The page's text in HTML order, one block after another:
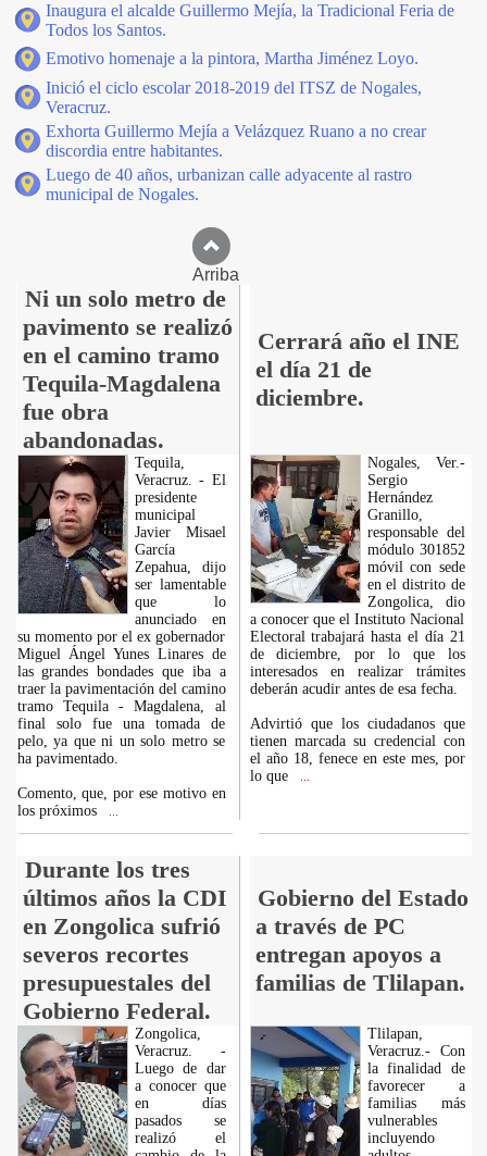
Inaugura el alcalde Guillermo Mejía, la Tradicional Feria de
Todos los Santos.
Emotivo homenaje a la pintora, Martha Jiménez Loyo.
Inició el ciclo escolar 2018-2019 del ITSZ de Nogales,
Veracruz.
Exhorta Guillermo Mejía a Velázquez Ruano a no crear
discordia entre habitantes.
Luego de 40 años, urbanizan calle adyacente al rastro
municipal de Nogales.
Arriba
Ni un solo metro de
pavimento se realizó
en el camino tramo
Tequila-Magdalena
fue obra
abandonadas.
Cerrará año el INE
el día 21 de
diciembre.
Tequila,
Veracruz. - El
presidente
municipal
Javier Misael
García
Zepahua, dijo
ser lamentable
que lo
anunciado en
su momento por el ex gobernador
Miguel Ángel Yunes Linares de
las grandes bondades que iba a
traer la pavimentación del camino
tramo Tequila - Magdalena, al
final solo fue una tomada de
pelo, ya que ni un solo metro se
ha pavimentado.
Comento, que, por ese motivo en
los próximos
Nogales, Ver.-
Sergio
Hernández
Granillo,
responsable del
módulo 301852
móvil con sede
en el distrito de
Zongolica, dio
a conocer que el Instituto Nacional
Electoral trabajará hasta el día 21
de diciembre, por lo que los
interesados en realizar trámites
deberán acudir antes de esa fecha.
Advirtió que los ciudadanos que
tienen marcada su credencial con
el año 18, fenece en este mes, por
lo que
Durante los tres
últimos años la CDI
en Zongolica sufrió
severos recortes
presupuestales del
Gobierno Federal.
Gobierno del Estado
a través de PC
entregan apoyos a
familias de Tlilapan.
Zongolica,
Veracruz. -
Luego de dar
a conocer que
en días
pasados se
realizó el
Tlilapan,
Veracruz.- Con
la finalidad de
favorecer a
familias más
vulnerables
incluyendo